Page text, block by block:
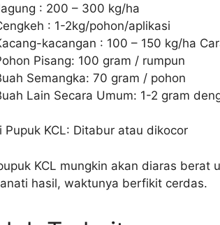
: 200 – 300 kg/ha
: 1-2kg/pohon/aplikasi
kacangan : 100 – 150 kg/ha
Pisang: 100 gram / rumpun
Semangka: 70 gram / pohon
Lain Secara Umum: 1-2 gram
Pupuk KCL: Ditabur atau dikocor
KCL mungkin akan diaras berat
hasil, waktunya berfikit cerdas.